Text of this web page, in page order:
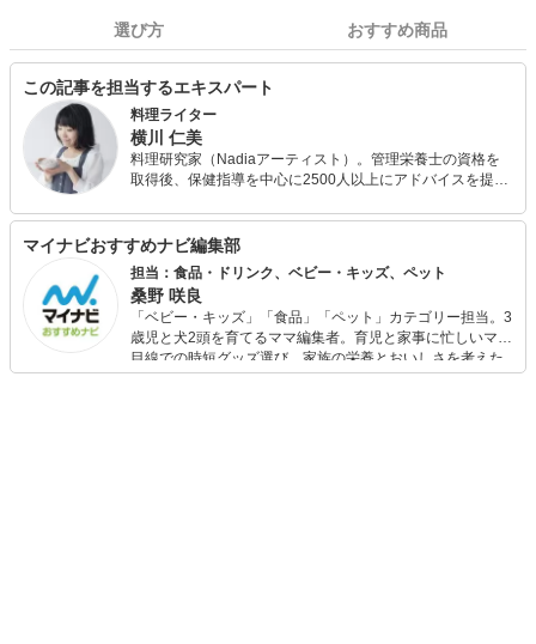
選び方 おすすめ商品
この記事を担当するエキスパート
料理ライター
横川 仁美
料理研究家（Nadiaアーティスト）。管理栄養士の資格を
取得後、保健指導を中心に2500人以上にアドバイスを提
特に家庭的な料理の考案に力を入れ、企業のブランドイメ
ージやコンセプトに沿った料理を提案し、消費者に商品の
価値を伝える役割を果たしている。
マイナビおすすめナビ編集部
担当：食品・ドリンク、ベビー・キッズ、ペット
桑野 咲良
「ベビー・キッズ」「食品」「ペット」カテゴリー担当。3
歳児と犬2頭を育てるママ編集者。育児と家事に忙しいママ
目線での時短グッズ選び、家族の栄養とおいしさを考えた
食品選び、束の間のリラックスタイムを楽しむためのスイ